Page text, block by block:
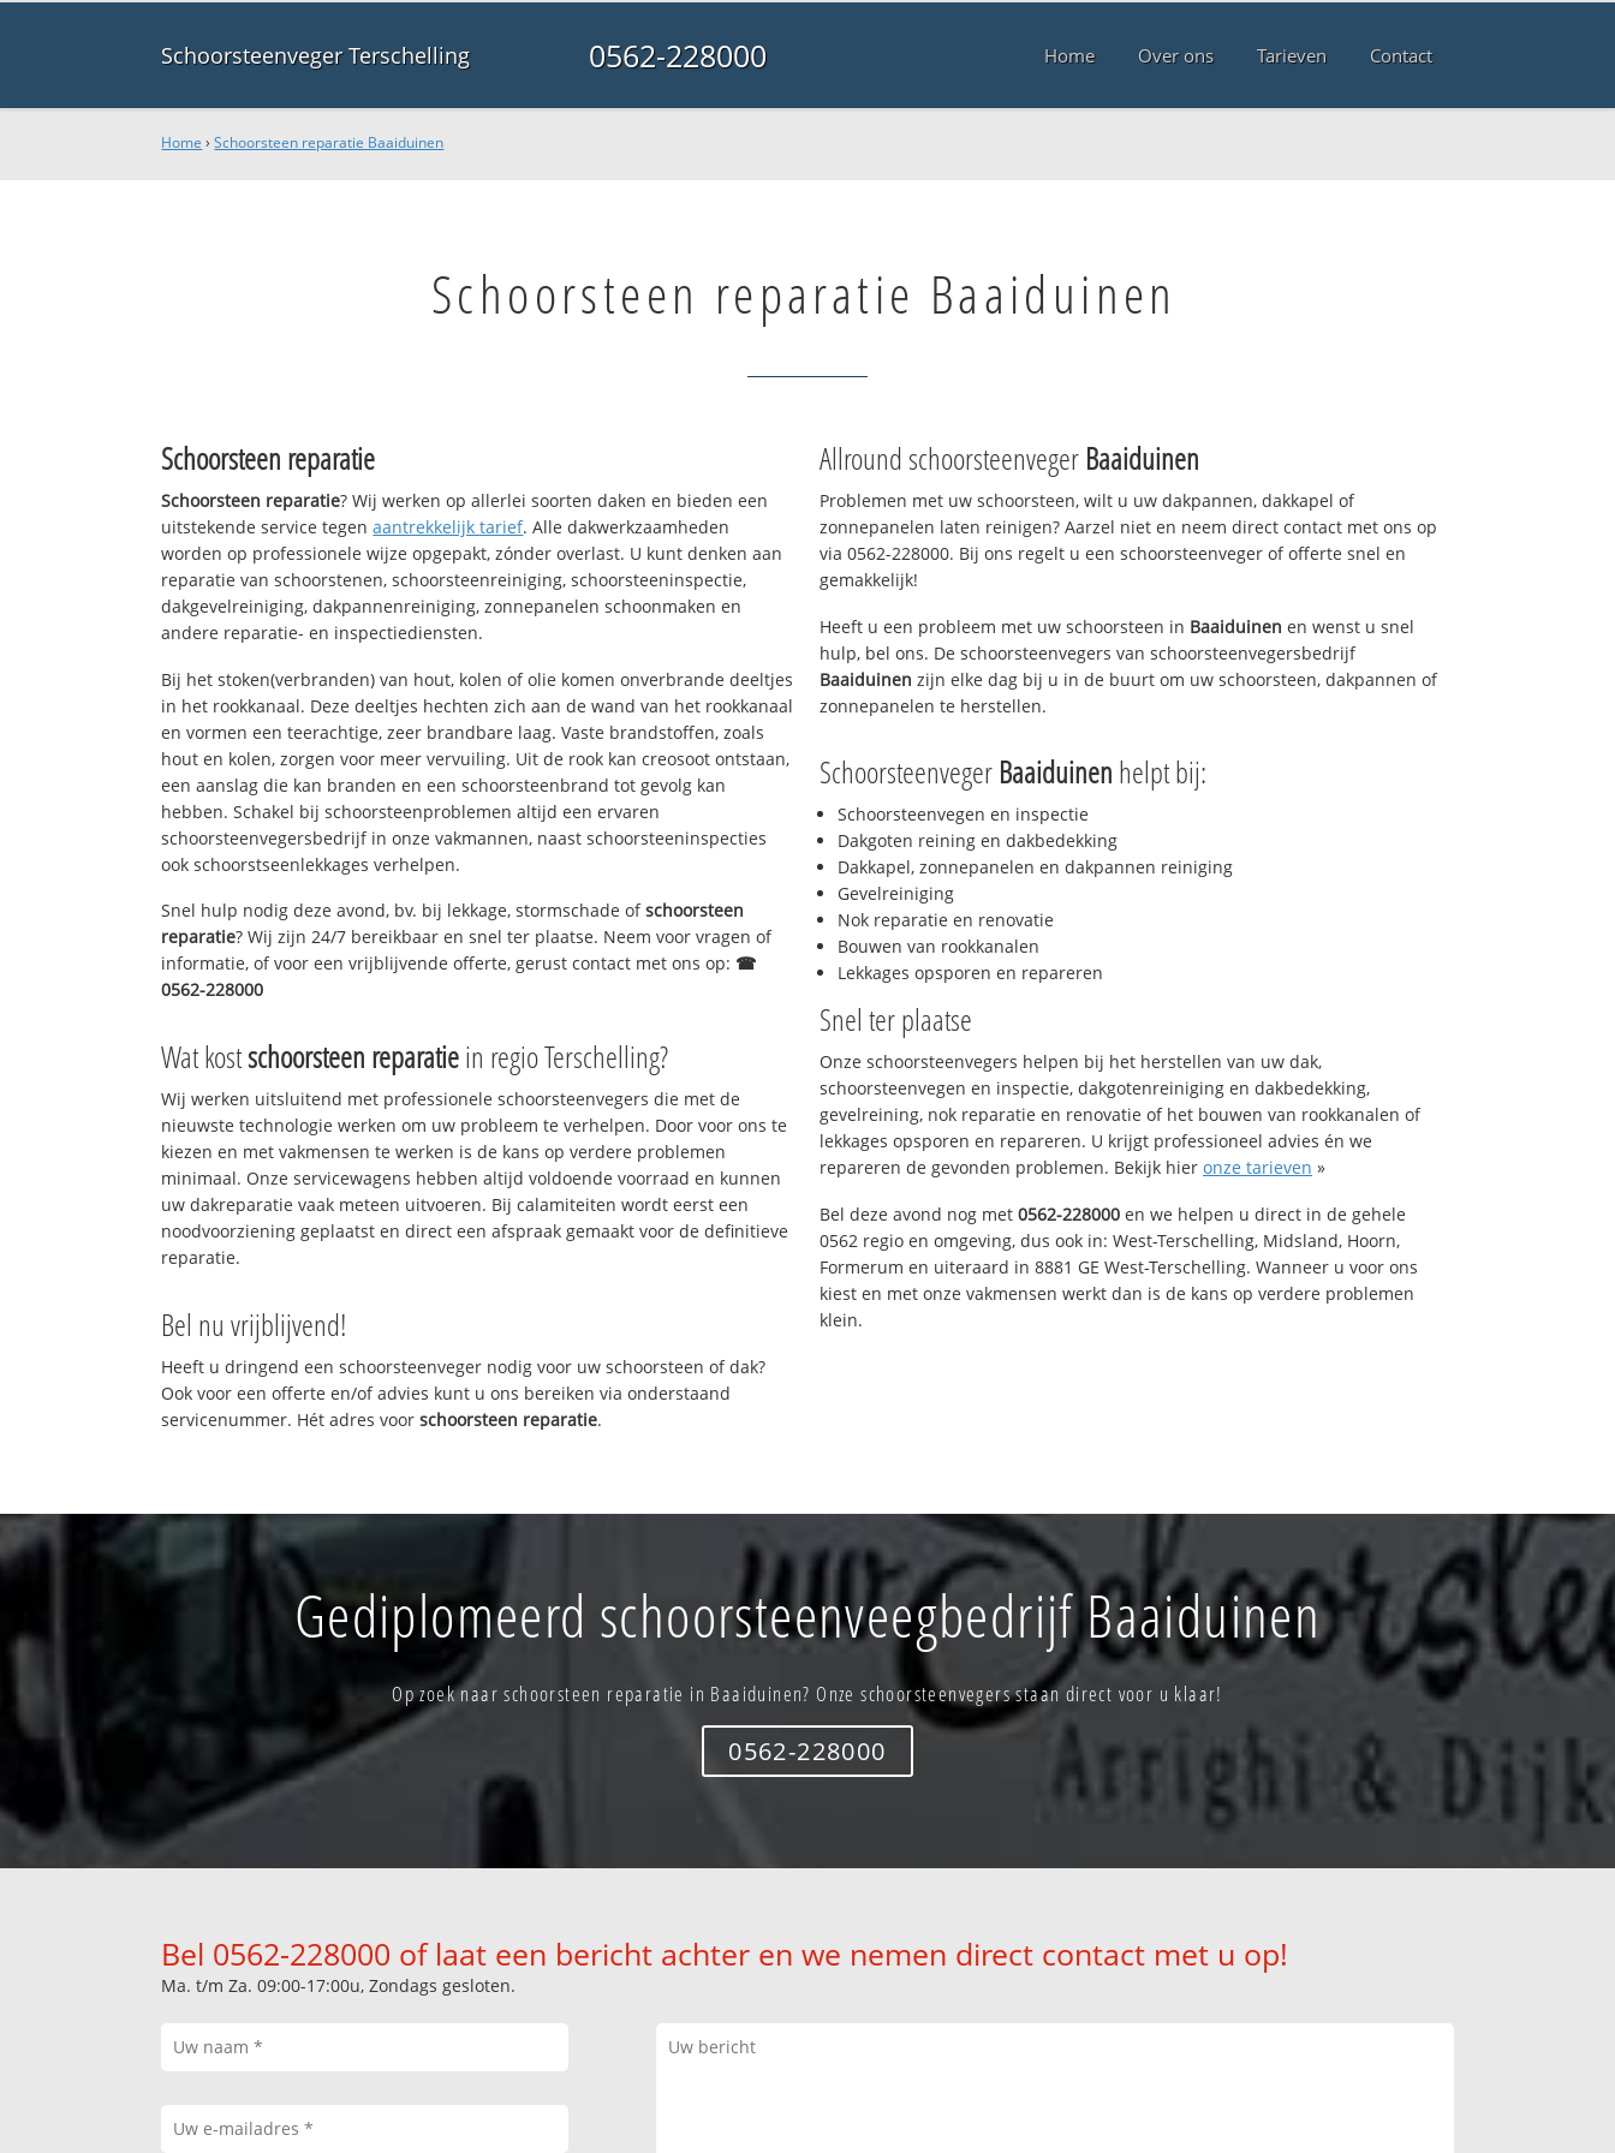
Schoorsteenveger Terschelling 0562-228000 Home Over ons Tarieven Contact
Home ›Schoorsteen reparatie Baaiduinen
Schoorsteen reparatie Baaiduinen
Schoorsteen reparatie
Schoorsteen reparatie? Wij werken op allerlei soorten daken en bieden een
uitstekende service tegenaantrekkelijk tarief. Alle dakwerkzaamheden
worden op professionele wijze opgepakt, zónder overlast. U kunt denken aan
reparatie van schoorstenen, schoorsteenreiniging, schoorsteeninspectie,
dakgevelreiniging, dakpannenreiniging, zonnepanelen schoonmaken en
andere reparatie- en inspectiediensten.
Bij het stoken(verbranden) van hout, kolen of olie komen onverbrande deeltjes
in het rookkanaal. Deze deeltjes hechten zich aan de wand van het rookkanaal
en vormen een teerachtige, zeer brandbare laag. Vaste brandstoffen, zoals
hout en kolen, zorgen voor meer vervuiling. Uit de rook kan creosoot ontstaan,
een aanslag die kan branden en een schoorsteenbrand tot gevolg kan
hebben. Schakel bij schoorsteenproblemen altijd een ervaren
schoorsteenvegersbedrijf in onze vakmannen, naast schoorsteeninspecties
ook schoorstseenlekkages verhelpen.
Snel hulp nodig deze avond, bv. bij lekkage, stormschade ofschoorsteen
reparatie? Wij zijn 24/7 bereikbaar en snel ter plaatse. Neem voor vragen of
informatie, of voor een vrijblijvende offerte, gerust contact met ons op: ☎
0562-228000
Wat kostschoorsteen reparatiein regio Terschelling?
Wij werken uitsluitend met professionele schoorsteenvegers die met de
nieuwste technologie werken om uw probleem te verhelpen. Door voor ons te
kiezen en met vakmensen te werken is de kans op verdere problemen
minimaal. Onze servicewagens hebben altijd voldoende voorraad en kunnen
uw dakreparatie vaak meteen uitvoeren. Bij calamiteiten wordt eerst een
noodvoorziening geplaatst en direct een afspraak gemaakt voor de definitieve
reparatie.
Bel nu vrijblijvend!
Heeft u dringend een schoorsteenveger nodig voor uw schoorsteen of dak?
Ook voor een offerte en/of advies kunt u ons bereiken via onderstaand
servicenummer. Hét adres voorschoorsteen reparatie.
Allround schoorsteenveger Baaiduinen
Problemen met uw schoorsteen, wilt u uw dakpannen, dakkapel of
zonnepanelen laten reinigen? Aarzel niet en neem direct contact met ons op
via 0562-228000. Bij ons regelt u een schoorsteenveger of offerte snel en
gemakkelijk!
Heeft u een probleem met uw schoorsteen in Baaiduinen en wenst u snel
hulp, bel ons. De schoorsteenvegers van schoorsteenvegersbedrijf
Baaiduinen zijn elke dag bij u in de buurt om uw schoorsteen, dakpannen of
zonnepanelen te herstellen.
Schoorsteenveger Baaiduinen helpt bij:
Schoorsteenvegen en inspectie
Dakgoten reining en dakbedekking
Dakkapel, zonnepanelen en dakpannen reiniging
Gevelreiniging
Nok reparatie en renovatie
Bouwen van rookkanalen
Lekkages opsporen en repareren
Snel ter plaatse
Onze schoorsteenvegers helpen bij het herstellen van uw dak,
schoorsteenvegen en inspectie, dakgotenreiniging en dakbedekking,
gevelreining, nok reparatie en renovatie of het bouwen van rookkanalen of
lekkages opsporen en repareren. U krijgt professioneel advies én we
repareren de gevonden problemen. Bekijk hier onze tarieven »
Bel deze avond nog met 0562-228000 en we helpen u direct in de gehele
0562 regio en omgeving, dus ook in: West-Terschelling, Midsland, Hoorn,
Formerum en uiteraard in 8881 GE West-Terschelling. Wanneer u voor ons
kiest en met onze vakmensen werkt dan is de kans op verdere problemen
klein.
Gediplomeerd schoorsteenveegbedrijf Baaiduinen
Op zoek naar schoorsteen reparatie in Baaiduinen? Onze schoorsteenvegers staan direct voor u klaar!
0562-228000
Bel 0562-228000 of laat een bericht achter en we nemen direct contact met u op!
Ma. t/m Za. 09:00-17:00u, Zondags gesloten.